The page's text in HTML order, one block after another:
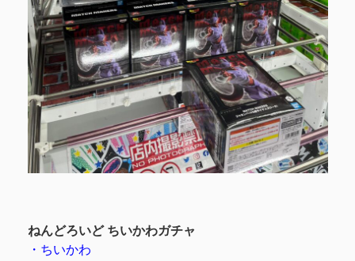
ねんどろいど ちいかわガチャ
・ちいかわ